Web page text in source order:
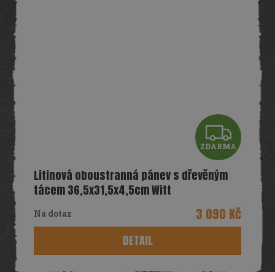
Z
D
R
A
ZDARMA
Litinová oboustranná pánev s dřevěným
tácem 36,5x31,5x4,5cm Witt
Na dotaz 3 090 Kč
DETAIL